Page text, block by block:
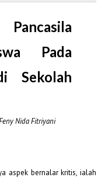
Pada
Sekolah
Nida Fitriyani
aspek bernalar kritis, ialah